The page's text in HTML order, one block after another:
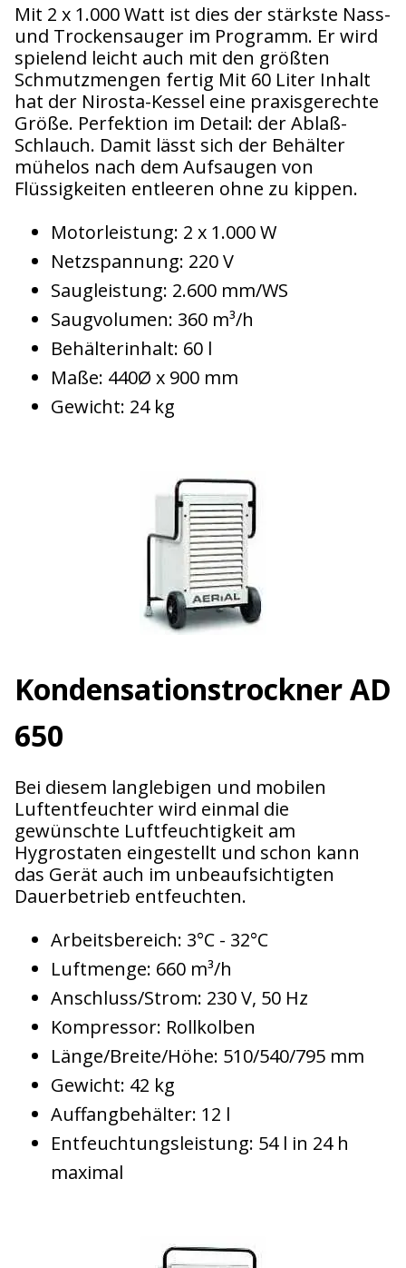
Mit 2 x 1.000 Watt ist dies der stärkste Nass-
und Trockensauger im Programm. Er wird
spielend leicht auch mit den größten
Schmutzmengen fertig Mit 60 Liter Inhalt
hat der Nirosta-Kessel eine praxisgerechte
Größe. Perfektion im Detail: der Ablaß-
Schlauch. Damit lässt sich der Behälter
mühelos nach dem Aufsaugen von
Flüssigkeiten entleeren ohne zu kippen.
Motorleistung: 2 x 1.000 W
Netzspannung: 220 V
Saugleistung: 2.600 mm/WS
Saugvolumen: 360 m³/h
Behälterinhalt: 60 l
Maße: 440Ø x 900 mm
Gewicht: 24 kg
Kondensations­trockner AD
650
Bei diesem langlebigen und mobilen
Luftentfeuchter wird einmal die
gewünschte Luftfeuchtigkeit am
Hygrostaten eingestellt und schon kann
das Gerät auch im unbeaufsichtigten
Dauerbetrieb entfeuchten.
Arbeitsbereich: 3°C - 32°C
Luftmenge: 660 m³/h
Anschluss/Strom: 230 V, 50 Hz
Kompressor: Rollkolben
Länge/Breite/Höhe: 510/540/795 mm
Gewicht: 42 kg
Auffangbehälter: 12 l
Entfeuchtungsleistung: 54 l in 24 h
maximal